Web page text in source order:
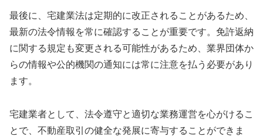
最後に、宅建業法は定期的に改正されることがあるため、
最新の法令情報を常に確認することが重要です。免許返納
に関する規定も変更される可能性があるため、業界団体か
らの情報や公的機関の通知には常に注意を払う必要があり
ます。
宅建業者として、法令遵守と適切な業務運営を心がけるこ
とで、不動産取引の健全な発展に寄与することができま